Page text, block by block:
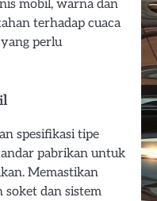
mobil, warna dan
terhadap cuaca
perlu
spesifikasi tipe
pabrikan untuk
Memastikan
soket dan sistem